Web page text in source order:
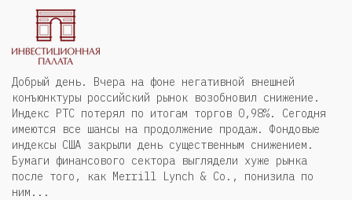
Добрый день. Вчера на фоне негативной внешней
конъюнктуры российский рынок возобновил снижение.
Индекс РТС потерял по итогам торгов 0,98%. Сегодня
имеются все шансы на продолжение продаж. Фондовые
индексы США закрыли день существенным снижением.
Бумаги финансового сектора выглядели хуже рынка
после того, как Merrill Lynch & Co., понизила по
ним...